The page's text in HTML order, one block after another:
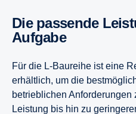
Die passende Leistung für Ihre
Aufgabe
Für die L-Baureihe ist eine
erhältlich, um die
betrieblichen
Leistung bis hin zu